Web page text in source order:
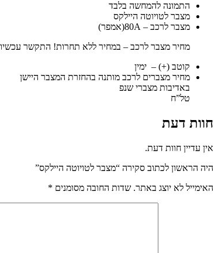
התמונה להמחשה בלבד
מצבר לטויוטה היילקס
מצבר לרכב – 80A(אמפר)
מחיר מצבר לרכב – במחיר ללא תחרות! התקשר עכשיו – 052-
קוטב (+) – ימין
מחיר מצברים לרכב מותנה בהחזרת המצבר היישן
באדיבות מצברי שנפ
טל”ח
חוות דעת
אין עדיין חוות דעת.
היה הראשון לכתוב סקירה “מצבר לטויוטה היילקס”
האימייל לא יוצג באתר. שדות החובה מסומנים *